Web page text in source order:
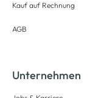
Kauf auf Rechnung
AGB
Unternehmen